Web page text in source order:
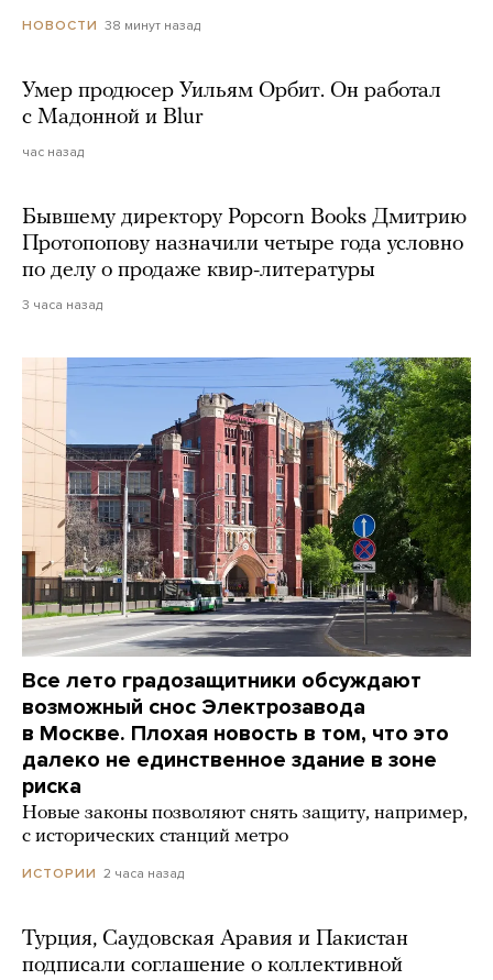
НОВОСТИ 38 минут назад
Умер продюсер Уильям Орбит. Он работал
с Мадонной и Blur
час назад
Бывшему директору Popcorn Books Дмитрию
Протопопову назначили четыре года условно
по делу о продаже квир-литературы
3 часа назад
Все лето градозащитники обсуждают
возможный снос Электрозавода
в Москве. Плохая новость в том, что это
далеко не единственное здание в зоне
риска
Новые законы позволяют снять защиту, например,
с исторических станций метро
ИСТОРИИ 2 часа назад
Турция, Саудовская Аравия и Пакистан
подписали соглашение о коллективной